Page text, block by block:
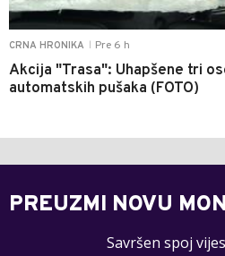
CRNA HRONIKA Pre 6 h
Akcija "Trasa": Uhapšene tri
automatskih pušaka (FOTO)
PREUZMI NOVU
Savršen spoj